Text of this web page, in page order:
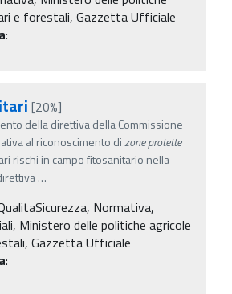
e forestali, Gazzetta Ufficiale
:
[20%]
della direttiva della Commissione
al riconoscimento dizoneprotette
rischi in campo fitosanitario nella
…
Normativa,
Ministero delle politiche agricole
Gazzetta Ufficiale
: